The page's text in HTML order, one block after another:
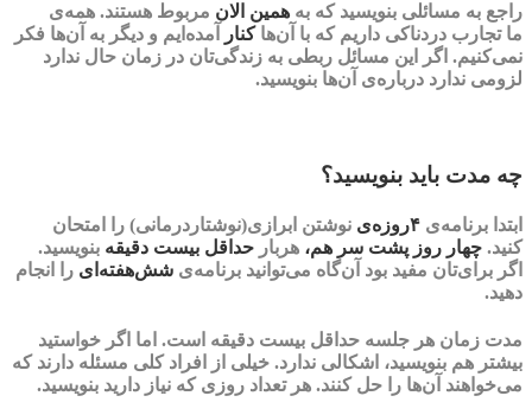
راجع به مسائلی بنویسید که به همین الان مربوط هستند. همه‌ی
ماتجارب دردناکی داریم که با آن‌هاکنار
آمده‌ایم و دیگر به آن‌ها فکر
نمی‌کنیم. اگر این مسائل ربطی به زندگی‌تان در زمان حال ندارد
لزومی ندارد درباره‌ی آن‌ها بنویسید.
چه مدت باید بنویسید؟
ابتدا برنامه‌ی
نوشتن ابرازی(نوشتاردرمانی) را امتحان
کنید. چهار روز پشت سر هم، هربار حداقل بیست دقیقه بنویسید.
اگر برای‌تان مفید بود آن‌گاه می‌توانید برنامه‌ی شش‌هفته‌ای را انجام
دهید.
مدت زمان هر جلسه حداقل بیست دقیقه است. اما اگر خواستید
بیشتر هم بنویسید، اشکالی ندارد. خیلی از افراد کلی مسئله دارند که
می‌خواهند آن‌ها را حل کنند. هر تعداد روزی که نیاز دارید بنویسید.